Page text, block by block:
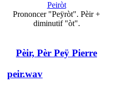
Peiròt
Prononcer "Peÿròt". Pèir +
diminutif "òt".
Pèir, Pèr Peÿ Pierre
peir.wav